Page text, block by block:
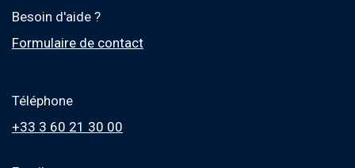
Besoin d'aide ?
Formulaire de contact
Téléphone
+33 3 60 21 30 00